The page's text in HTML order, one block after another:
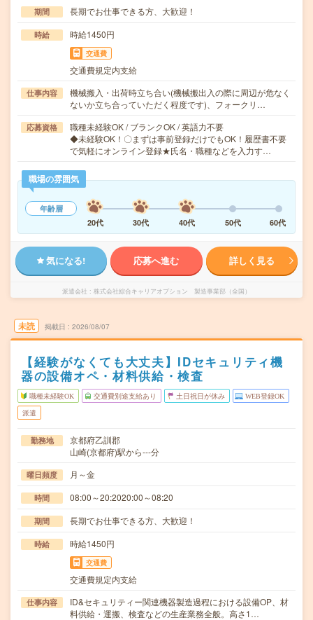
期間 長期でお仕事できる方、大歓迎！
時給 時給1450円
交通費
交通費規定内支給
仕事内容
機械搬入・出荷時立ち合い(機械搬出入の際に周辺が危なく
ないか立ち合っていただく程度です)、フォークリ…
応募資格
職種未経験OK / ブランクOK / 英語力不要
◆未経験OK！〇まずは事前登録だけでもOK！履歴書不要
で気軽にオンライン登録★氏名・職種などを入力す…
職場の雰囲気
年齢層
20代
30代 40代 50代 60代
気になる! 応募へ進む 詳しく見る
派遣会社 株式会社綜合キャリアオプション 製造事業部（全国）
未読 掲載日 2026/08/07
【経験がなくても大丈夫】IDセキュリティ機
器の設備オペ・材料供給・検査
職種未経験OK 交通費別途支給あり 土日祝日が休み WEB登録OK
派遣
勤務地
京都府乙訓郡
山崎(京都府)駅から---分
曜日頻度 月～金
時間 08:00～20:2020:00～08:20
期間 長期でお仕事できる方、大歓迎！
時給 時給1450円
交通費
交通費規定内支給
仕事内容
ID&セキュリティー関連機器製造過程における設備OP、材
料供給・運搬、検査などの生産業務全般。高さ1…